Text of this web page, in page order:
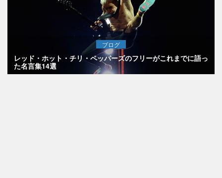
ブログ
レッド・ホット・チリ・ペッパーズのフリーがこれまでに語っ
た名言集14選